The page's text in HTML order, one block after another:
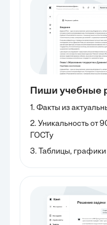
Пиши учебные
1. Факты из
2. Уникальность от
ГОСТу
3. Таблицы,